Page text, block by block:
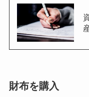
財布を購入